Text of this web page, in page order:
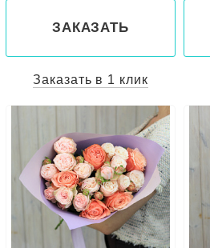
ЗАКАЗАТЬ
Заказать в 1 клик